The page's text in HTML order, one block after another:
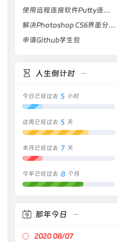
使用远程连接软件Putty连接你的Linux服务器
解决Photoshop CS6界面分辨率问题
申请Github学生包
人生倒计时
今日已经过去 5 小时
这周已经过去 5 天
本月已经过去 7 天
今年已经过去 8 个月
那年今日
2020 08/07